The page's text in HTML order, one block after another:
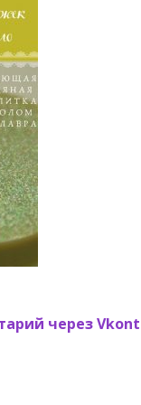
через